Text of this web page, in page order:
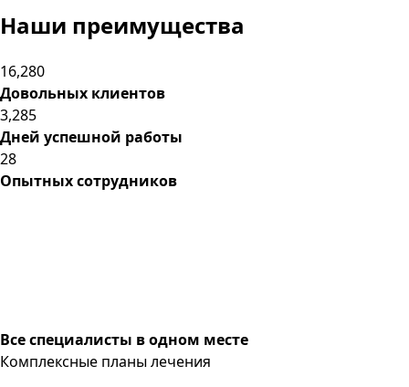
Наши преимущества
16,280
Довольных клиентов
3,285
Дней успешной работы
28
Опытных сотрудников
Все специалисты в одном месте
Комплексные планы лечения